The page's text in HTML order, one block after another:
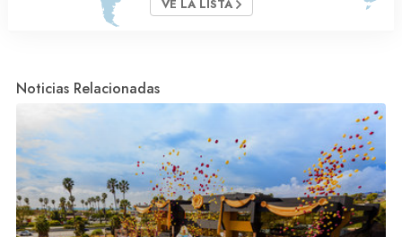
VE LA LISTA
Noticias Relacionadas